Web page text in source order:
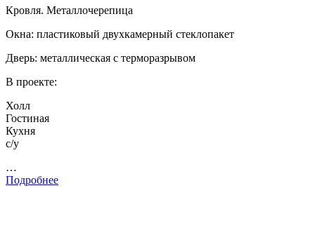
Кровля. Металлочерепица
Окна: пластиковый двухкамерный стеклопакет
Дверь: металлическая с терморазрывом
В проекте:
Холл
Гостиная
Кухня
с/у
…
Подробнее